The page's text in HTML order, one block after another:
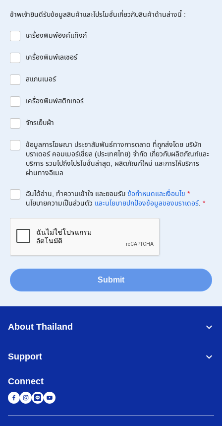
ข้าพเจ้ายินดีรับข้อมูลสินค้าและโปรโมชั่นเกี่ยวกับสินค้าด้านล่างนี้ :
เครื่องพิมพ์อิงค์แท็งก์
เครื่องพิมพ์เลเซอร์
สแกนเนอร์
เครื่องพิมพ์สติกเกอร์
จักรเย็บผ้า
ข้อมูลการโฆษณา ประชาสัมพันธ์ทางการตลาด ที่ถูกส่งโดย บริษัท
บราเดอร์ คอมเมอร์เชี่ยล (ประเทศไทย) จำกัด เกี่ยวกับผลิตภัณฑ์และ
บริการ รวมไปถึงโปรโมชั่นล่าสุด, ผลิตภัณฑ์ใหม่ และการให้บริการ
ผ่านทางอีเมล
ฉันได้อ่าน, ทำความเข้าใจ และยอมรับข้อกำหนดและเงื่อนไข *
นโยบายความเป็นส่วนตัว และนโยบายปกป้องข้อมูลของบราเดอร์. *
Submit
About Thailand
Support
Connect